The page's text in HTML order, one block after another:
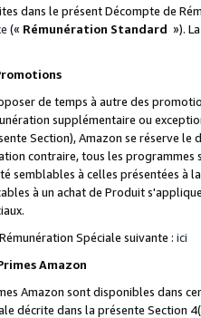
dans le présent Décompte de
(« Rémunération Standard »).
de temps à autre des
supplémentaire ou
Section), Amazon se réserve
contraire, tous les
semblables à celles présentées à
à un achat de Produit
Spéciale suivante : ici
Amazon
Amazon sont disponibles dans
décrite dans la présente Section